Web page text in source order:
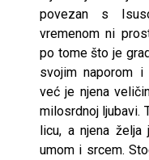
povezan s
vremenom ni
po tome što je
svojim naporom i
već je njena
milosrdnoj ljubavi.
licu, a njena
umom i srcem.